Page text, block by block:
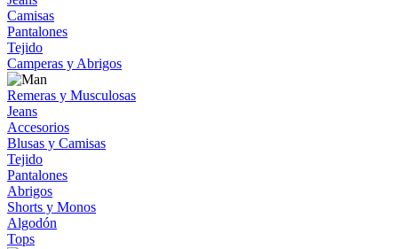
Camisas
Pantalones
Tejido
Camperas y Abrigos
Remeras y Musculosas
Jeans
Accesorios
Blusas y Camisas
Tejido
Pantalones
Abrigos
Shorts y Monos
Algodón
Tops